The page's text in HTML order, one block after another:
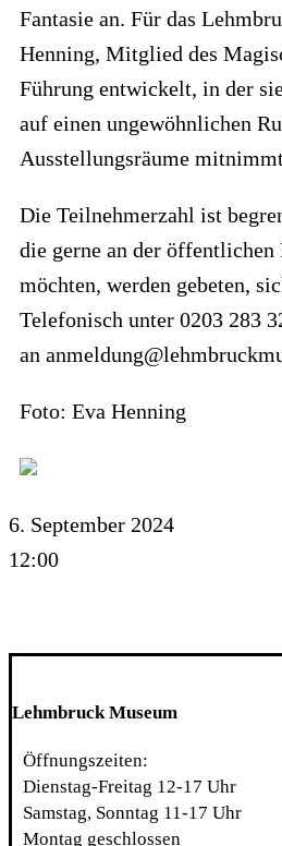
Fantasie an. Für das
Henning, Mitglied des
Führung entwickelt, in der
auf einen ungewöhnlichen
Ausstellungsräume
Die Teilnehmerzahl ist
die gerne an der öffentlichen
möchten, werden gebeten,
Telefonisch unter 0203 283
an
Foto: Eva Henning
6. September 2024
12:00
Lehmbruck Museum
Öffnungszeiten:
Dienstag-Freitag 12-17 Uhr
Samstag, Sonntag 11-17 Uhr
Montag geschlossen